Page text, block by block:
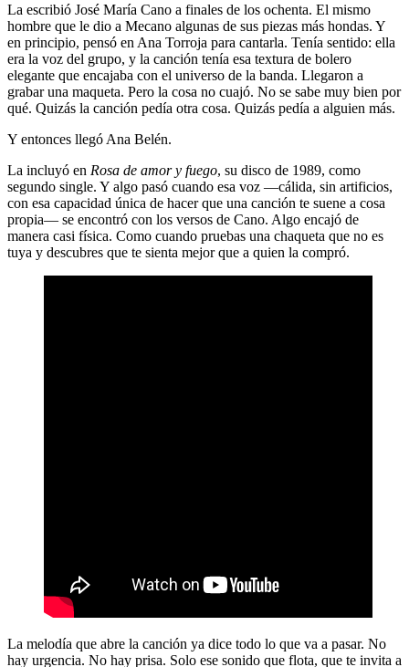
La escribió José María Cano a finales de los ochenta. El mismo
hombre que le dio a Mecano algunas de sus piezas más hondas. Y
en principio, pensó en Ana Torroja para cantarla. Tenía sentido: ella
era la voz del grupo, y la canción tenía esa textura de bolero
elegante que encajaba con el universo de la banda. Llegaron a
grabar una maqueta. Pero la cosa no cuajó. No se sabe muy bien por
qué. Quizás la canción pedía otra cosa. Quizás pedía a alguien más.
Y entonces llegó Ana Belén.
La incluyó en Rosa de amor y fuego, su disco de 1989, como
segundo single. Y algo pasó cuando esa voz —cálida, sin artificios,
con esa capacidad única de hacer que una canción te suene a cosa
propia— se encontró con los versos de Cano. Algo encajó de
manera casi física. Como cuando pruebas una chaqueta que no es
tuya y descubres que te sienta mejor que a quien la compró.
La melodía que abre la canción ya dice todo lo que va a pasar. No
hay urgencia. No hay prisa. Solo ese sonido que flota, que te invita a